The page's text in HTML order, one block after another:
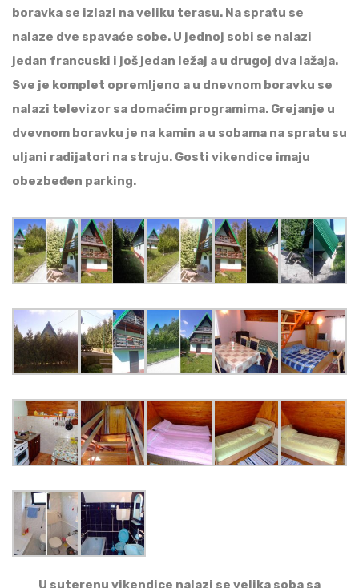
boravka se izlazi na veliku terasu. Na spratu se
nalaze dve spavaće sobe. U jednoj sobi se nalazi
jedan francuski i još jedan ležaj a u drugoj dva lažaja.
Sve je komplet opremljeno a u dnevnom boravku se
nalazi televizor sa domaćim programima. Grejanje u
dvevnom boravku je na kamin a u sobama na spratu su
uljani radijatori na struju. Gosti vikendice imaju
obezbeđen parking.
U suterenu vikendice nalazi se velika soba sa